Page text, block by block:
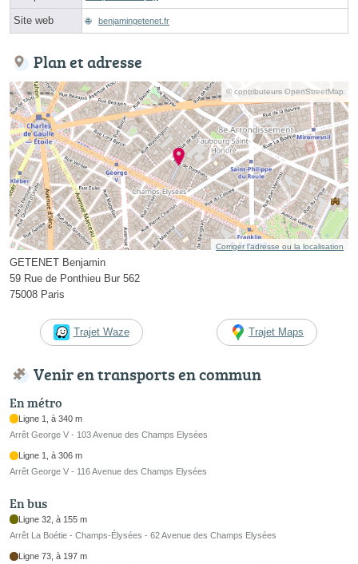
Site web benjamingetenet.fr
Plan et adresse
© contributeurs OpenStreetMap
Corriger l’adresse ou la localisation
GETENET Benjamin
59 Rue de Ponthieu Bur 562
75008 Paris
Trajet Waze Trajet Maps
Venir en transports en commun
En métro
Ligne 1, à 340 m
Arrêt George V - 103 Avenue des Champs Elysées
Ligne 1, à 306 m
Arrêt George V - 116 Avenue des Champs Elysées
En bus
Ligne 32, à 155 m
Arrêt La Boétie - Champs-Élysées - 62 Avenue des Champs Elysées
Ligne 73, à 197 m